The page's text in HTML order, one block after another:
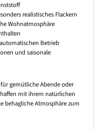
realistisches Flackern
Wohnatmosphäre
Betrieb
und saisonale
gemütliche Abende oder
mit ihrem natürlichen
behagliche Atmosphäre zum